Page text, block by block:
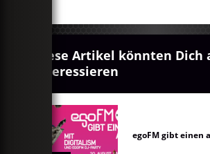
Diese Artikel könnten Dich
interessieren
egoFM gibt einen